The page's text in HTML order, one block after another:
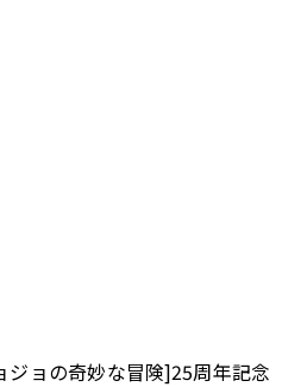
ジョの奇妙な冒険]25周年記念